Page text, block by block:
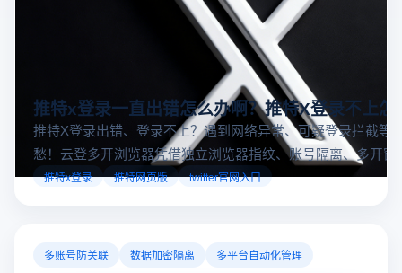
推特x登录一直出错怎么办啊？推特X登录不上怎
推特X登录出错、登录不上？遇到网络异常、可疑登录拦截等
愁！云登多开浏览器凭借独立浏览器指纹、账号隔离、多开窗
对性解决登录难题，让推特X登录更稳定安全～
推特x登录 推特网页版 twitter官网入口
多账号防关联 数据加密隔离 多平台自动化管理